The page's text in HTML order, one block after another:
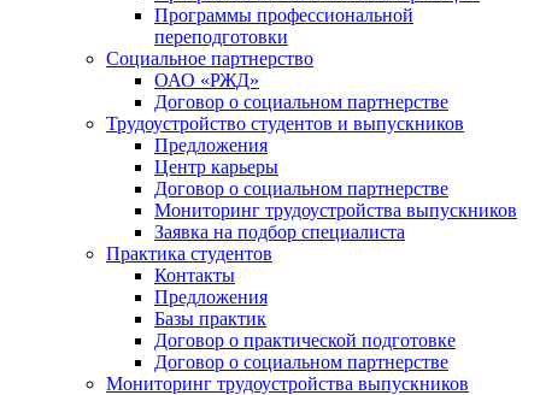
Программы профессиональной
переподготовки
Социальное партнерство
ОАО «РЖД»
Договор о социальном партнерстве
Трудоустройство студентов и выпускников
Предложения
Центр карьеры
Договор о социальном партнерстве
Мониторинг трудоустройства выпускников
Заявка на подбор специалиста
Практика студентов
Контакты
Предложения
Базы практик
Договор о практической подготовке
Договор о социальном партнерстве
Мониторинг трудоустройства выпускников